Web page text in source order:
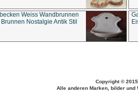
Weiss Wandbrunnen
Nostalgie Antik Stil
Copyright ©
Alle anderen Marken, bilder und